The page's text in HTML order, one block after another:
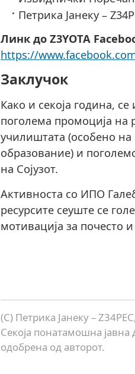
Петрика Јанеку –
Линк до Z3YOTA
https://
Заклучок
Како и секоја година,
поголема промоција на
училиштата (особено
образование) и
на Сојузот.
Активноста со ИПО
ресурсите сеуште се
мотивација за почесто
(C) Петрика Јанеку –
Секоја понатамошна јавна
одобрена од авторот.